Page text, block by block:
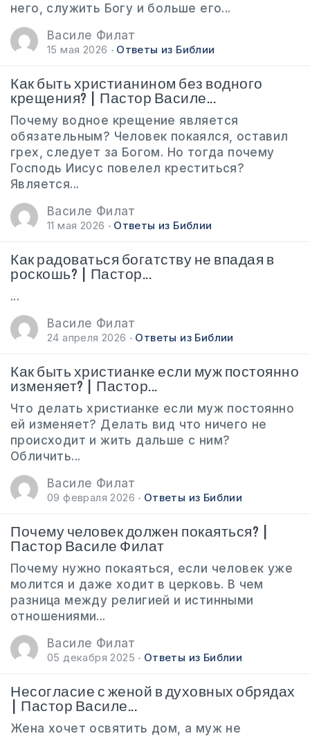
него, служить Богу и больше его...
Василе Филат
15 мая 2026 Ответы из Библии
Как быть христианином без водного
крещения? | Пастор Василе...
Почему водное крещение является
обязательным? Человек покаялся, оставил
грех, следует за Богом. Но тогда почему
Господь Иисус повелел креститься?
Является...
Василе Филат
11 мая 2026 Ответы из Библии
Как радоваться богатству не впадая в
роскошь? | Пастор...
...
Василе Филат
24 апреля 2026 Ответы из Библии
Как быть христианке если муж постоянно
изменяет? | Пастор...
Что делать христианке если муж постоянно
ей изменяет? Делать вид что ничего не
происходит и жить дальше с ним?
Обличить...
Василе Филат
09 февраля 2026 Ответы из Библии
Почему человек должен покаяться? |
Пастор Василе Филат
Почему нужно покаяться, если человек уже
молится и даже ходит в церковь. В чем
разница между религией и истинными
отношениями...
Василе Филат
05 декабря 2025 Ответы из Библии
Несогласие с женой в духовных обрядах
| Пастор Василе...
Жена хочет освятить дом, а муж не